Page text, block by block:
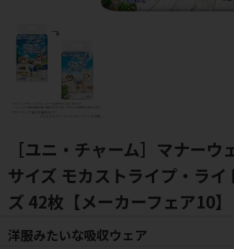
［ユニ・チャーム］マナーウ
サイズ モカストライプ・ライ
ズ 42枚【メーカーフェア10】
洋服みたいな吸収ウェア